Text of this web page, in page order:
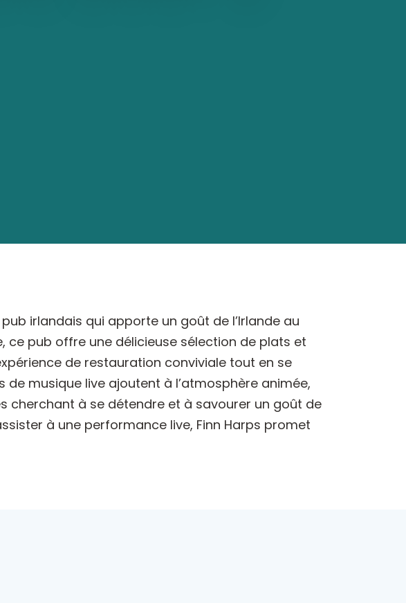
irlandais qui apporte un goût de l’Irlande au
pub offre une délicieuse sélection de plats et
de restauration conviviale tout en se
musique live ajoutent à l’atmosphère animée,
cherchant à se détendre et à savourer un goût de
à une performance live, Finn Harps promet